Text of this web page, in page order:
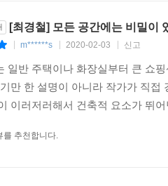
눈을 트이게 하고 사고를 확장하
보다 깊이 이해하기 위해서는 더
것, 그것을 통해 우리의 삶의
은 당신의 공간과 대화할 수 있는
이 있으니 그 비밀을 캐어보라고.
[최경철] 모든 공간에는 비밀이
m******s 2020-02-03 신고
일반 주택이나 화장실부터 큰 쇼
만 한 설명이 아니라 작가가 직
이러저러해서 건축적 요소가 뛰
를 추천합니다.